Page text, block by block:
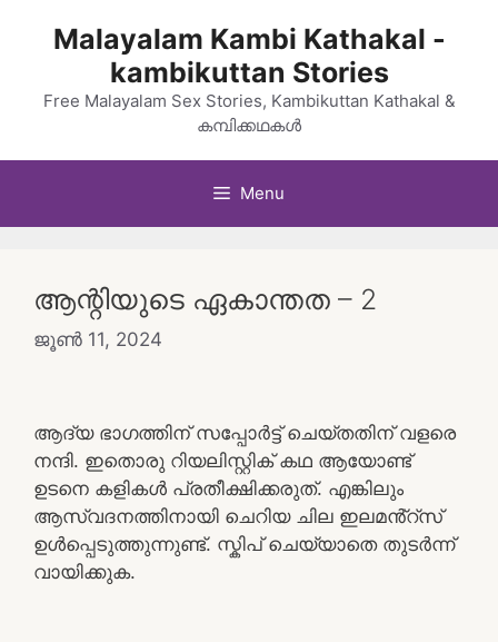
Malayalam Kambi Kathakal -
kambikuttan Stories
Free Malayalam Sex Stories, Kambikuttan Kathakal &
കമ്പിക്കഥകൾ
Menu
ആന്റിയുടെ ഏകാന്തത – 2
ജൂൺ 11, 2024
ആദ്യ ഭാഗത്തിന് സപ്പോർട്ട് ചെയ്തതിന് വളരെ
നന്ദി. ഇതൊരു റിയലിസ്റ്റിക് കഥ ആയോണ്ട്
ഉടനെ കളികൾ പ്രതീക്ഷിക്കരുത്. എങ്കിലും
ആസ്വദനത്തിനായി ചെറിയ ചില ഇലമൻ്റ്സ്
ഉൾപ്പെടുത്തുന്നുണ്ട്. സ്കിപ് ചെയ്യാതെ തുടർന്ന്
വായിക്കുക.